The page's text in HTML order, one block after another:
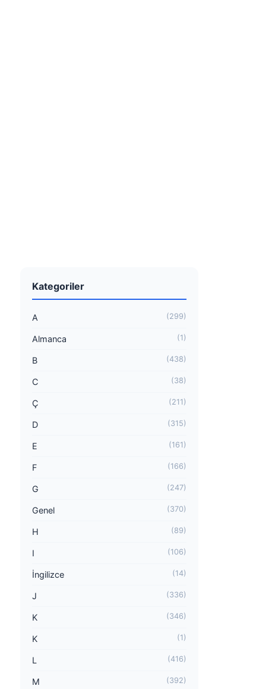
Kategoriler
A (299)
Almanca (1)
B (438)
C (38)
Ç (211)
D (315)
E (161)
F (166)
G (247)
Genel (370)
H (89)
I (106)
İngilizce (14)
J (336)
K (346)
K (1)
L (416)
M (392)